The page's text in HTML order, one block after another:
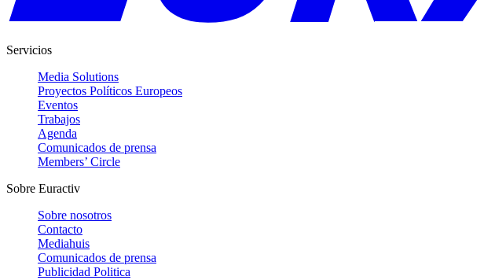
Servicios
Media Solutions
Proyectos Políticos Europeos
Eventos
Trabajos
Agenda
Comunicados de prensa
Members’ Circle
Sobre Euractiv
Sobre nosotros
Contacto
Mediahuis
Comunicados de prensa
Publicidad Politica